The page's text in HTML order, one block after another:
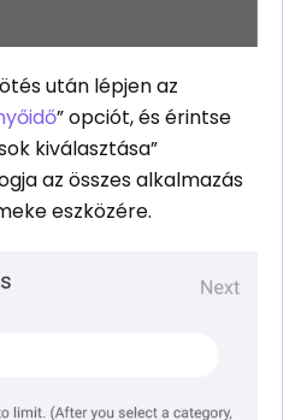
után lépjen az
” opciót, és érintse
kiválasztása”
az összes alkalmazás
eszközére.